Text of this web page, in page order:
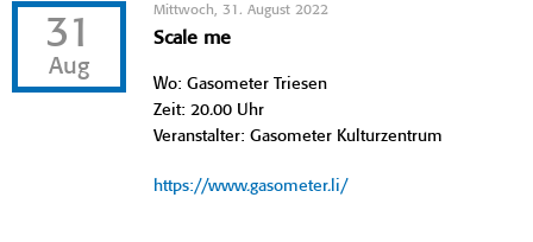
31
Aug
Mittwoch, 31. August 2022
Scale me
Wo: Gasometer Triesen
Zeit: 20.00 Uhr
Veranstalter: Gasometer Kulturzentrum
https://www.gasometer.li/